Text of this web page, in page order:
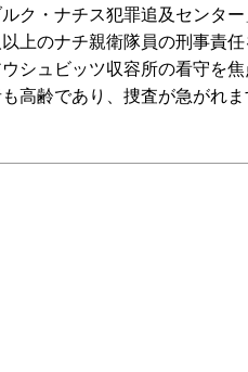
ク・ナチス犯罪追及センタ
上のナチ親衛隊員の刑事責
シュビッツ収容所の看守を
高齢であり、捜査が急がれ